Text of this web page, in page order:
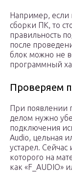
Например, если
сборки ПК, то
правильность
после
блок можно не
программный
Проверяем
При появлении
делом нужно
подключения
Audio, цельная
устарел. Сейчас
которого на
как «F_AUDIO»